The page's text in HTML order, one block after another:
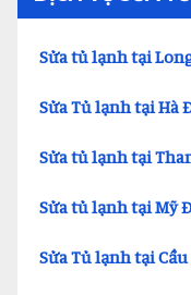
Sửa tủ lạnh tại
Sửa Tủ lạnh tại Hà
Sửa tủ lạnh tại
Sửa tủ lạnh tại Mỹ
Sửa Tủ lạnh tại Cầu